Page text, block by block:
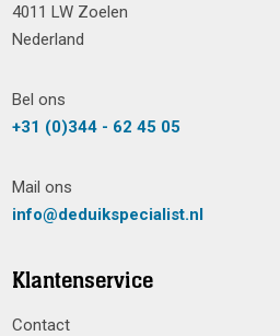
4011 LW Zoelen
Nederland
Bel ons
+31 (0)344 - 62 45 05
Mail ons
info@deduikspecialist.nl
Klantenservice
Contact